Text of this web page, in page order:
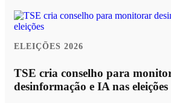
ELEIÇÕES 2026
TSE cria conselho para
desinformação e IA nas eleições